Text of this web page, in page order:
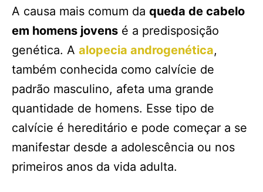
A causa mais comum da queda de cabelo
em homens jovens é a predisposição
genética. A alopecia androgenética,
também conhecida como calvície de
padrão masculino, afeta uma grande
quantidade de homens. Esse tipo de
calvície é hereditário e pode começar a se
manifestar desde a adolescência ou nos
primeiros anos da vida adulta.